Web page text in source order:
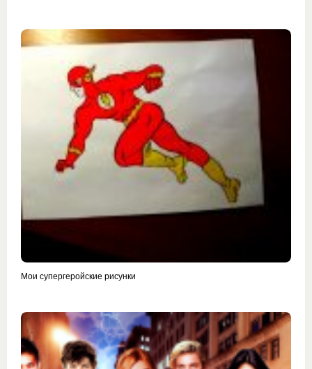
Мои супергеройские рисунки